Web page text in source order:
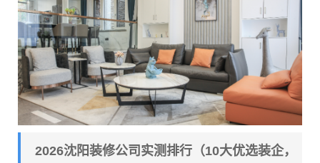
2026沈阳装修公司实测排行（10大优选装企，